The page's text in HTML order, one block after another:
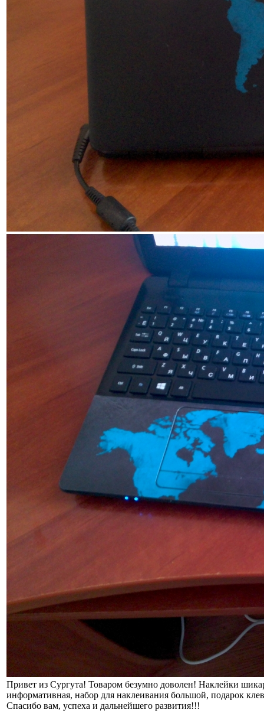
Привет из Сургута! Товаром безумно доволен! Наклейки
информативная, набор для наклеивания большой, подарок
Спасибо вам, успеха и дальнейшего развития!!!